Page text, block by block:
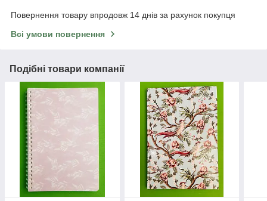
Повернення товару впродовж 14 днів за рахунок покупця
Всі умови повернення
Подібні товари компанії